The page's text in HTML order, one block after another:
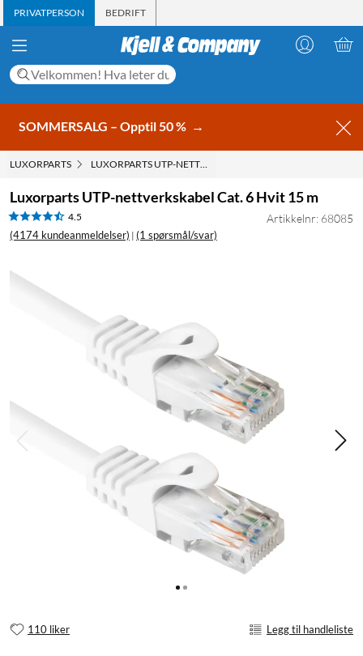
PRIVATPERSON BEDRIFT
SOMMERSALG – Opptil 50 % →
LUXORPARTS LUXORPARTS UTP-NETTVERKSKABEL CAT. 6 HVIT 15 M
Luxorparts UTP-nettverkskabel Cat. 6 Hvit 15 m
4.5
(4174 kundeanmeldelser) | (1 spørsmål/svar)
Artikkelnr: 68085
110 liker Legg til handleliste